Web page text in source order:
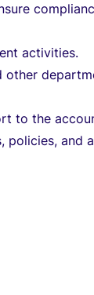
activities.
other
to the
policies, and